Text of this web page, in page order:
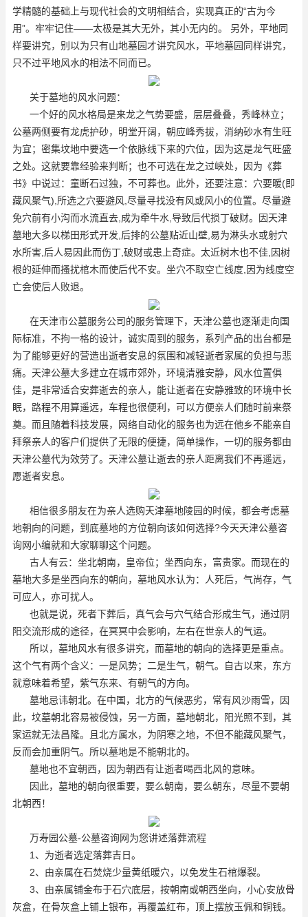
学精髓的基础上与现代社会的文明相结合，实现真正的“古为今
用”。牢牢记住——太极是其大无外，其小无内的。 另外，平地同
样要讲究，别以为只有山地墓园才讲究风水，平地墓园同样讲究，
只不过平地风水的相法不同而已。
关于墓地的风水问题：
一个好的风水格局是来龙之气势要盛，层层叠叠，秀峰林立；
公墓两侧要有龙虎护砂，明堂开阔，朝应峰秀拔，消纳砂水有生旺
为宜；密集坟地中要选一个依脉线下来的穴位，因为这是龙气旺盛
之处。这就要靠经验来判断；也不可选在龙之过峡处，因为《葬
书》中说过：童断石过独，不可葬也。此外，还要注意：穴要暖(即
藏风聚气),所选之穴要避风,尽量寻找没有风或风小的位置。尽量避
免穴前有小沟而水流直去,成为牵牛水,导致后代损丁破财。因天津
墓地大多以梯田形式开发,后排的公墓贴近山壁,易为淋头水或射穴
水所害,后人易因此而伤丁,破财或患上奇症。太近树木也不佳,因树
根的延伸而搔扰棺木而使后代不安。坐穴不取空亡线度,因为线度空
亡会使后人败退。
在天津市公墓服务公司的服务管理下，天津公墓也逐渐走向国
际标准，不拘一格的设计，诚实周到的服务，系列产品的出台都是
为了能够更好的营造出逝者安息的氛围和减轻逝者家属的负担与悲
痛。天津公墓大多建立在城市郊外，环境清雅安静，风水位置俱
佳，是非常适合安葬逝去的亲人，能让逝者在安静雅致的环境中长
眠，路程不用算遥远，车程也很便利，可以方便亲人们随时前来祭
奠。而且随着科技发展，网络自动化的服务也为远在他乡不能亲自
拜祭亲人的客户们提供了无限的便捷，简单操作，一切的服务都由
天津公墓代为效劳了。天津公墓让逝去的亲人距离我们不再遥远，
愿逝者安息。
相信很多朋友在为亲人选购天津墓地陵园的时候，都会考虑墓
地朝向的问题，到底墓地的方位朝向该如何选择?今天天津公墓咨
询网小编就和大家聊聊这个问题。
古人有云：坐北朝南，皇帝位；坐西向东，富贵家。而现在的
墓地大多是坐西向东的朝向，墓地风水认为：人死后，气尚存，气
可应人，亦可扰人。
也就是说，死者下葬后，真气会与穴气结合形成生气，通过阴
阳交流形成的途径，在冥冥中会影响，左右在世亲人的气运。
所以，墓地风水有很多讲究，而墓地的朝向的选择更是重点。
这个气有两个含义：一是风势；二是生气，朝气。自古以来，东方
就意味着希望，紫气东来、有朝气的方向。
墓地忌讳朝北。在中国，北方的气候恶劣，常有风沙雨雪，因
此，坟墓朝北容易被侵蚀，另一方面，墓地朝北，阳光照不到，其
家运就无法昌隆。且北方属水，为阴寒之地，不但不能藏风聚气，
反而会加重阴气。所以墓地是不能朝北的。
墓地也不宜朝西，因为朝西有让逝者喝西北风的意味。
因此，墓地的朝向很重要，要么朝南，要么朝东，尽量不要朝
北朝西！
万寿园公墓-公墓咨询网为您讲述落葬流程
1、为逝者选定落葬吉日。
2、由亲属在石焚烧少量黄纸暖穴，以免发生石棺爆裂。
3、由亲属铺金布于石穴底层，按朝南或朝西坐向，小心安放骨
灰盒，在骨灰盒上铺上银布，再覆盖红布，顶上摆放玉佩和铜钱。